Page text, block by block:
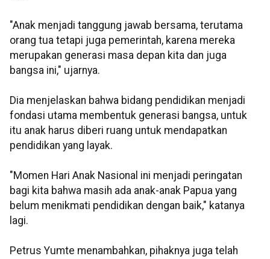
"Anak menjadi tanggung jawab bersama, terutama
orang tua tetapi juga pemerintah, karena mereka
merupakan generasi masa depan kita dan juga
bangsa ini," ujarnya.
Dia menjelaskan bahwa bidang pendidikan menjadi
fondasi utama membentuk generasi bangsa, untuk
itu anak harus diberi ruang untuk mendapatkan
pendidikan yang layak.
"Momen Hari Anak Nasional ini menjadi peringatan
bagi kita bahwa masih ada anak-anak Papua yang
belum menikmati pendidikan dengan baik," katanya
lagi.
Petrus Yumte menambahkan, pihaknya juga telah